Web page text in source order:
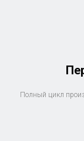
Полный цикл